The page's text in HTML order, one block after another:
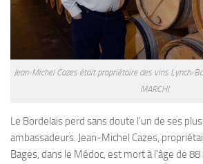
Jean-Michel Cazes était propriétaire des vins Lynch-
MARCHI
Le Bordelais perd sans doute l’un de ses
ambassadeurs. Jean-Michel Cazes,
Bages, dans le Médoc, est mort à l’âge de